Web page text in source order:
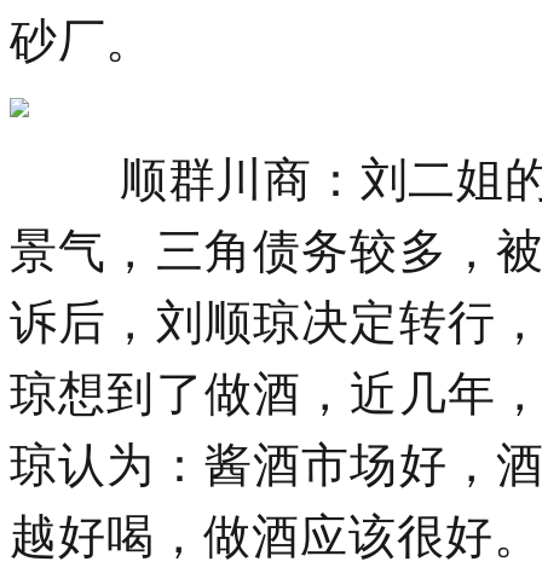
砂厂。
顺群川商：刘二姐的
景气，三角债务较多，
诉后，刘顺琼决定转行
琼想到了做酒，近几年
琼认为：酱酒市场好，
越好喝，做酒应该很好